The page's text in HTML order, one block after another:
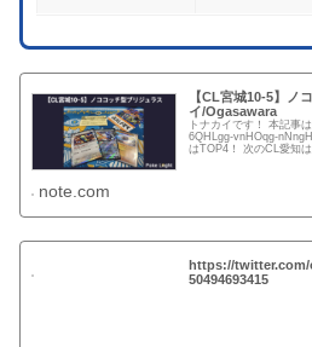
【CL宮城10-5】ノ
イ/Ogasawara
トナカイです！ 本記事
6QHLgg-vnHOqg-
はTOP4！ 次のCL愛知
note.com
https://twitter.com/
50494693415